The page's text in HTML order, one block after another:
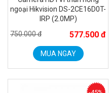
ngoại Hikvision DS-2CE16D0T-
IRP (2.0MP)
750.000 đ
577.500 đ
MUA NGAY
Camera WiFi EZVIZ H8C